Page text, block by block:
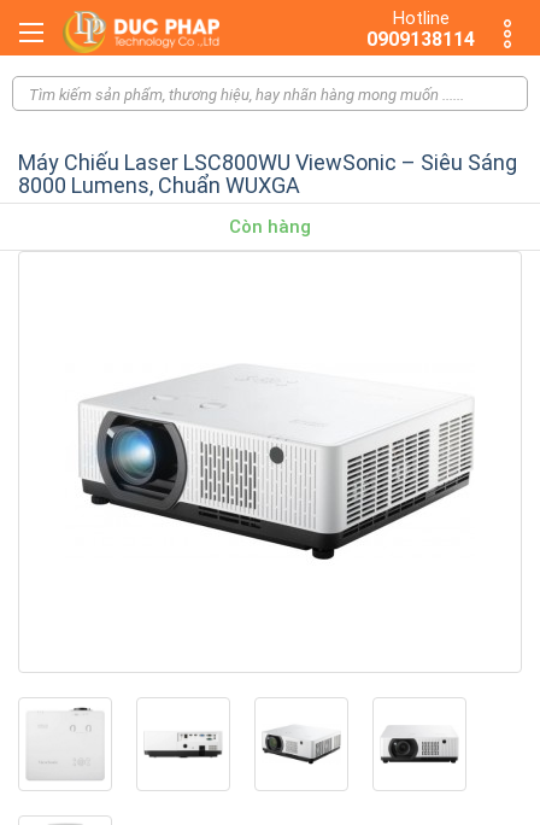
Hotline
0909138114
Máy Chiếu Laser LSC800WU ViewSonic – Siêu Sáng
8000 Lumens, Chuẩn WUXGA
Còn hàng